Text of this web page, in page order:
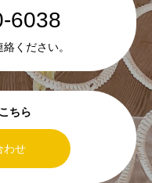
ちら
わせ
6038
ください。